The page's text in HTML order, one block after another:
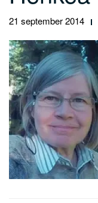
21 september 2014